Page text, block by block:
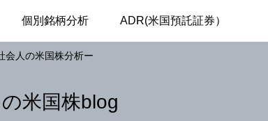
会人の米国株分析ー
米国株blog
個別銘柄分析 ADR(米国預託証券）